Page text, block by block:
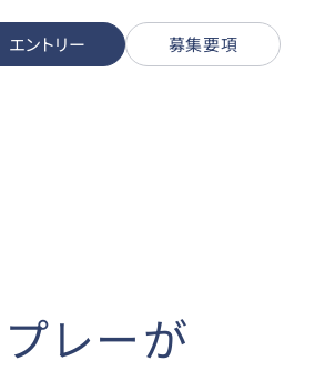
エントリー 募集要項
レーが